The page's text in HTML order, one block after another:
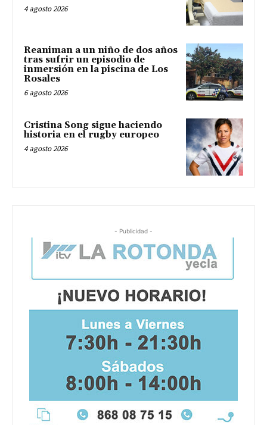
4 agosto 2026
Reaniman a un niño de dos años
tras sufrir un episodio de
inmersión en la piscina de Los
Rosales
6 agosto 2026
Cristina Song sigue haciendo
historia en el rugby europeo
4 agosto 2026
- Publicidad -